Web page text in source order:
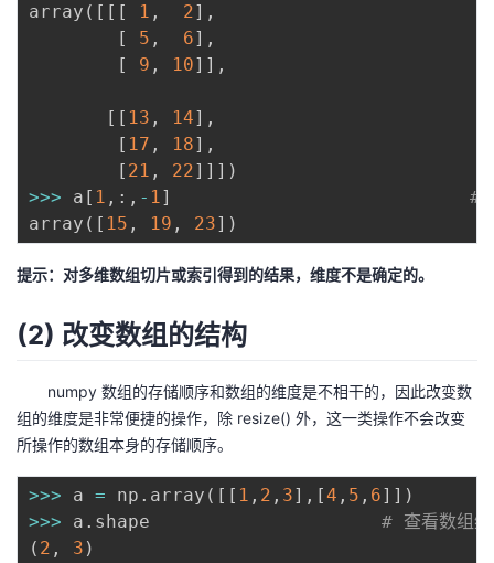
array ( [ [ [ 1 , 2] ,
[
5 , 6] ,
[
9 , 10] ] ,
[ [ 13 , 14] ,
[ 17 , 18] ,
[ 21 , 22] ] ] )
>>> a [ 1 , : , - 1]
#
array ( [ 15 , 19 , 23] )
提示：对多维数组切片或索引得到的结果，维度不是确定的。
(2) 改变数组的结构
numpy 数组的存储顺序和数组的维度是不相干的，因此改变数
组的维度是非常便捷的操作，除 resize() 外，这一类操作不会改变
所操作的数组本身的存储顺序。
>>> a = np . array ( [ [ 1 , 2 , 3] , [4 , 5 , 6] ] )
>>> a . shape # 查看数组
( 2 , 3 )